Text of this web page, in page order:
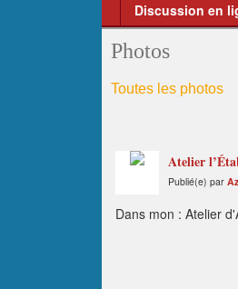
Discussion en
Photos
Toutes les photos
Atelier
Publié(e) par
Dans mon : Atelier